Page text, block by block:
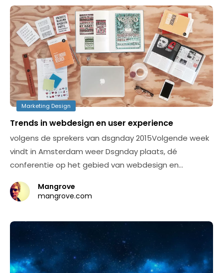
Marketing Design
Trends in webdesign en user experience
volgens de sprekers van dsgnday 2015Volgende week
vindt in Amsterdam weer Dsgnday plaats, dé
conferentie op het gebied van webdesign en…
Mangrove
mangrove.com